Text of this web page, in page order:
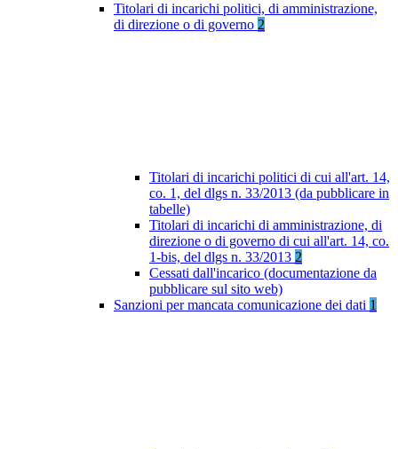
Titolari di incarichi politici, di amministrazione,
di direzione o di governo 2
Titolari di incarichi politici di cui all'art. 14,
co. 1, del dlgs n. 33/2013 (da pubblicare in
tabelle)
Titolari di incarichi di amministrazione, di
direzione o di governo di cui all'art. 14, co.
1-bis, del dlgs n. 33/2013 2
Cessati dall'incarico (documentazione da
pubblicare sul sito web)
Sanzioni per mancata comunicazione dei dati 1